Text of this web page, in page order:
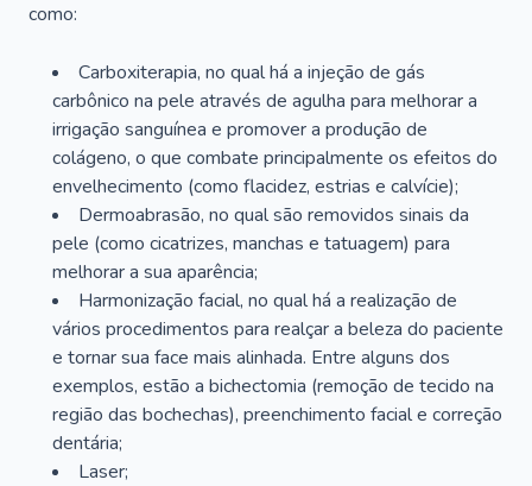
como:
Carboxiterapia, no qual há a injeção de gás
carbônico na pele através de agulha para melhorar a
irrigação sanguínea e promover a produção de
colágeno, o que combate principalmente os efeitos do
envelhecimento (como flacidez, estrias e calvície);
Dermoabrasão, no qual são removidos sinais da
pele (como cicatrizes, manchas e tatuagem) para
melhorar a sua aparência;
Harmonização facial, no qual há a realização de
vários procedimentos para realçar a beleza do paciente
e tornar sua face mais alinhada. Entre alguns dos
exemplos, estão a bichectomia (remoção de tecido na
região das bochechas), preenchimento facial e correção
dentária;
Laser;